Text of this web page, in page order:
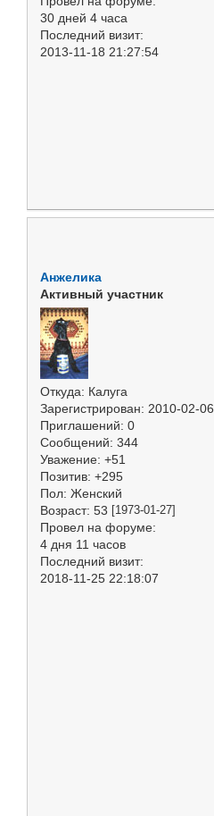
30 дней 4 часа
Последний визит:
2013-11-18 21:27:54
Анжелика
Активный участник
Откуда: Калуга
Зарегистрирован: 2010-02-06
Приглашений: 0
Сообщений: 344
Уважение: +51
Позитив: +295
Пол: Женский
Возраст: 53 [1973-01-27]
Провел на форуме:
4 дня 11 часов
Последний визит:
2018-11-25 22:18:07